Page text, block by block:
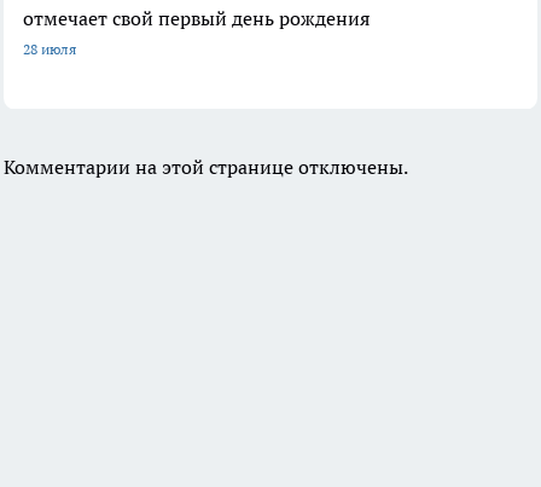
отмечает свой первый день рождения
28 июля
Комментарии на этой странице отключены.